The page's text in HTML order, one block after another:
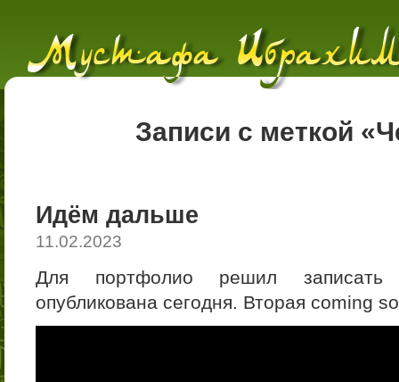
Записи с меткой
Идём дальше
11.02.2023
Для портфолио решил записать
опубликована сегодня. Вторая coming